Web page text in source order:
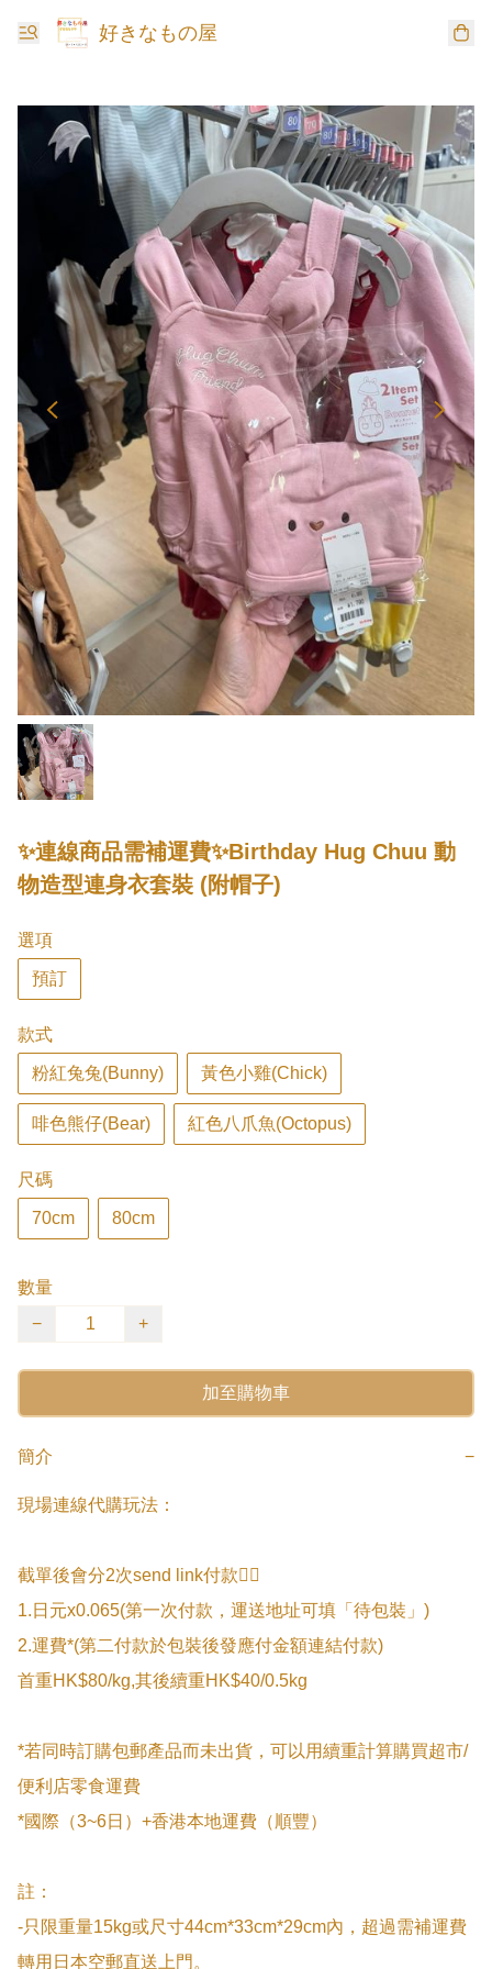
好きなもの屋
✨連線商品需補運費✨Birthday Hug Chuu 動
物造型連身衣套裝 (附帽子)
選項
預訂
款式
粉紅兔兔(Bunny) 黃色小雞(Chick)
啡色熊仔(Bear) 紅色八爪魚(Octopus)
尺碼
70cm 80cm
數量
−
+
加至購物車
簡介 −
現場連線代購玩法：
截單後會分2次send link付款👇🏻
1.日元x0.065(第一次付款，運送地址可填「待包裝」)
2.運費*(第二付款於包裝後發應付金額連結付款)
首重HK$80/kg,其後續重HK$40/0.5kg
*若同時訂購包郵產品而未出貨，可以用續重計算購買超市/
便利店零食運費
*國際（3~6日）+香港本地運費（順豐）
註：
-只限重量15kg或尺寸44cm*33cm*29cm內，超過需補運費
轉用日本空郵直送上門。